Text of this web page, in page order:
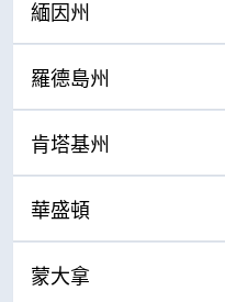
緬因州
羅德島州
肯塔基州
華盛頓
蒙大拿